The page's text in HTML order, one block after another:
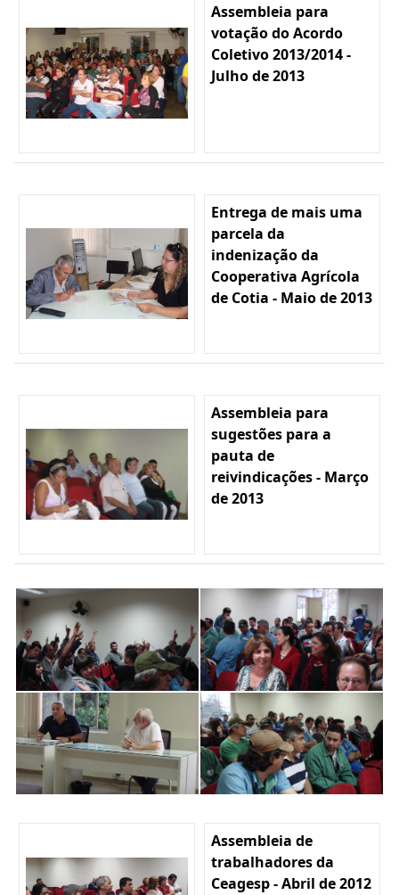
Assembleia para
votação do Acordo
Coletivo 2013/2014 -
Julho de 2013
Entrega de mais uma
parcela da
indenização da
Cooperativa Agrícola
de Cotia - Maio de 2013
Assembleia para
sugestões para a
pauta de
reivindicações - Março
de 2013
Assembleia de
trabalhadores da
Ceagesp - Abril de 2012